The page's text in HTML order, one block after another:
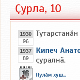
Ҫурла, 10
1930
96
Тутарстанӑн
1937
89
Кипеч
ҫуралнӑ.
Пулӑм хуш...